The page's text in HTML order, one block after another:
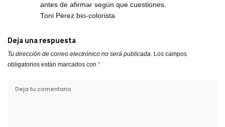
antes de afirmar según que cuestiones.
Toni Pérez bio-colorista
Deja una respuesta
Tu dirección de correo electrónico no será publicada. Los campos
obligatorios están marcados con *